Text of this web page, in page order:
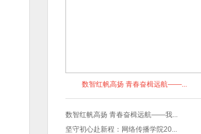
数智红帆高扬 青春奋楫远航——...
数智红帆高扬 青春奋楫远航——我...
坚守初心赴新程：网络传播学院20...